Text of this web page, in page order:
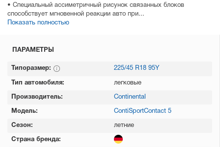
• Специальный ассиметричный рисунок связанных блоков
способствует мгновенной реакции авто при...
Показать полностью
ПАРАМЕТРЫ
Типоразмер: 225/45 R18 95Y
Тип автомобиля: легковые
Производитель: Continental
Модель: ContiSportContact 5
Сезон: летние
Страна бренда: